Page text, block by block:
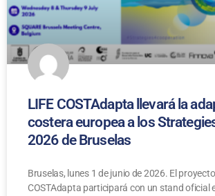
LIFE COSTAdapta llevará la
costera europea a los
2026 de Bruselas
Bruselas, lunes 1 de junio de 2026. El
COSTAdapta participará con un stand oficial